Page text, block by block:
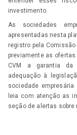
investimento.
As sociedades
apresentadas nesta
registro pela
previamente as
CVM a garantia da
adequação à
sociedade
leia com atenção as
seção de alertas sobre